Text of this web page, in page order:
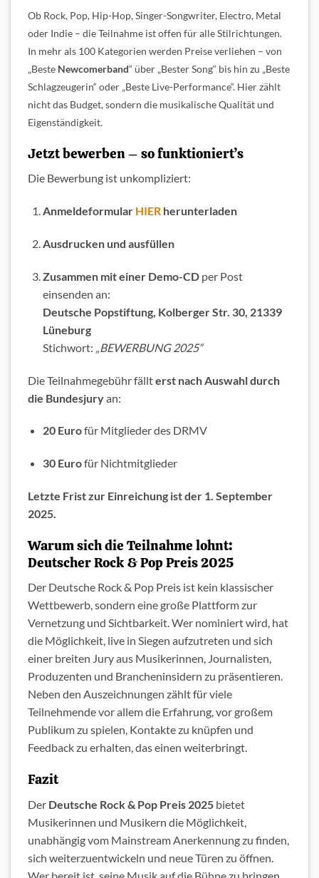
Ob Rock, Pop, Hip-Hop, Singer-Songwriter, Electro, Metal
oder Indie – die Teilnahme ist offen für alle Stilrichtungen.
In mehr als 100 Kategorien werden Preise verliehen – von
„Beste Newcomerband“ über „Bester Song“ bis hin zu „Beste
Schlagzeugerin“ oder „Beste Live-Performance“. Hier zählt
nicht das Budget, sondern die musikalische Qualität und
Eigenständigkeit.
Jetzt bewerben – so funktioniert’s
Die Bewerbung ist unkompliziert:
Anmeldeformular HIERherunterladen
Ausdrucken und ausfüllen
Zusammen mit einer Demo-CDper Post
einsenden an:
Deutsche Popstiftung, Kolberger Str. 30, 21339
Lüneburg
Stichwort:
„BEWERBUNG 2025“
Die Teilnahmegebühr fällterst nach Auswahl durch
die Bundesjuryan:
20 Eurofür Mitglieder des DRMV
30 Eurofür Nichtmitglieder
Letzte Frist zur Einreichung ist der 1. September
2025.
Warum sich die Teilnahme lohnt:
Deutscher Rock & Pop Preis 2025
Der Deutsche Rock & Pop Preis ist kein klassischer
Wettbewerb, sondern eine große Plattform zur
Vernetzung und Sichtbarkeit. Wer nominiert wird, hat
die Möglichkeit, live in Siegen aufzutreten und sich
einer breiten Jury aus Musikerinnen, Journalisten,
Produzenten und Brancheninsidern zu präsentieren.
Neben den Auszeichnungen zählt für viele
Teilnehmende vor allem die Erfahrung, vor großem
Publikum zu spielen, Kontakte zu knüpfen und
Feedback zu erhalten, das einen weiterbringt.
Fazit
Der Deutsche Rock & Pop Preis 2025 bietet
Musikerinnen und Musikern die Möglichkeit,
unabhängig vom Mainstream Anerkennung zu finden,
sich weiterzuentwickeln und neue Türen zu öffnen.
Wer bereit ist, seine Musik auf die Bühne zu bringen,